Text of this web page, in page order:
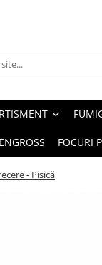
FOCURI
- Pisică